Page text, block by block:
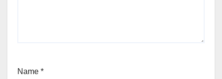
Name *